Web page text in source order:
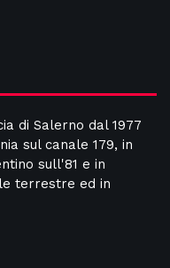
di Salerno dal 1977
sul canale 179, in
sull'81 e in
terrestre ed in